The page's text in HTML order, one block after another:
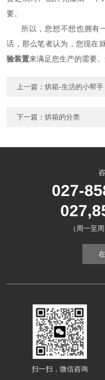
要。
所以，您想不想也拥有
话，那么笔者认为，您现在
验装置来满足您生产的需要
上一篇：烘箱-生活的小帮手
下一篇：烘箱的分类
027-
（周一至
扫一扫，微信咨询